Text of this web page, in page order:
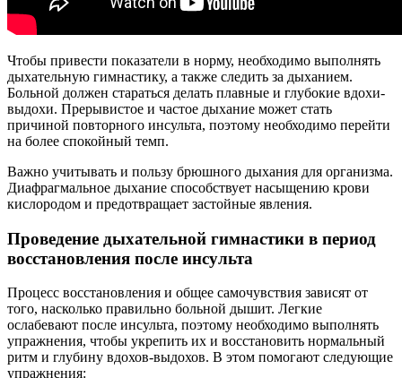
Чтобы привести показатели в норму, необходимо выполнять
дыхательную гимнастику, а также следить за дыханием.
Больной должен стараться делать плавные и глубокие вдохи-
выдохи. Прерывистое и частое дыхание может стать
причиной повторного инсульта, поэтому необходимо перейти
на более спокойный темп.
Важно учитывать и пользу брюшного дыхания для организма.
Диафрагмальное дыхание способствует насыщению крови
кислородом и предотвращает застойные явления.
Проведение дыхательной гимнастики в период
восстановления после инсульта
Процесс восстановления и общее самочувствия зависят от
того, насколько правильно больной дышит. Легкие
ослабевают после инсульта, поэтому необходимо выполнять
упражнения, чтобы укрепить их и восстановить нормальный
ритм и глубину вдохов-выдохов. В этом помогают следующие
упражнения: